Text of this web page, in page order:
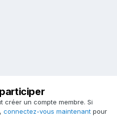
créer un compte membre. Si
connectez-vous maintenant pour